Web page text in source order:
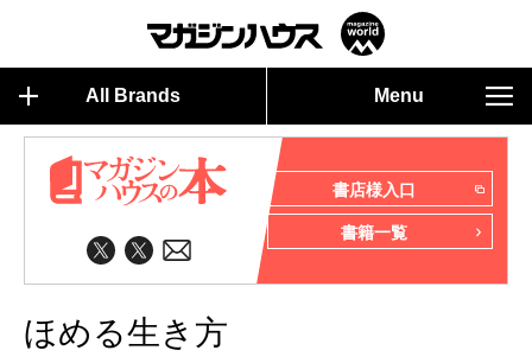
All Brands Menu
書店様入口
書籍一覧
ほめる生き方